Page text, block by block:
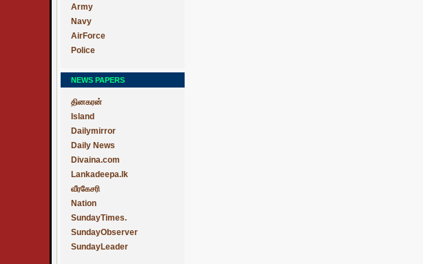
Army
Navy
AirForce
Police
NEWS PAPERS
தினகரன்
Island
Dailymirror
Daily News
Divaina.com
Lankadeepa.lk
வீரகேசரி
Nation
SundayTimes.
SundayObserver
SundayLeader